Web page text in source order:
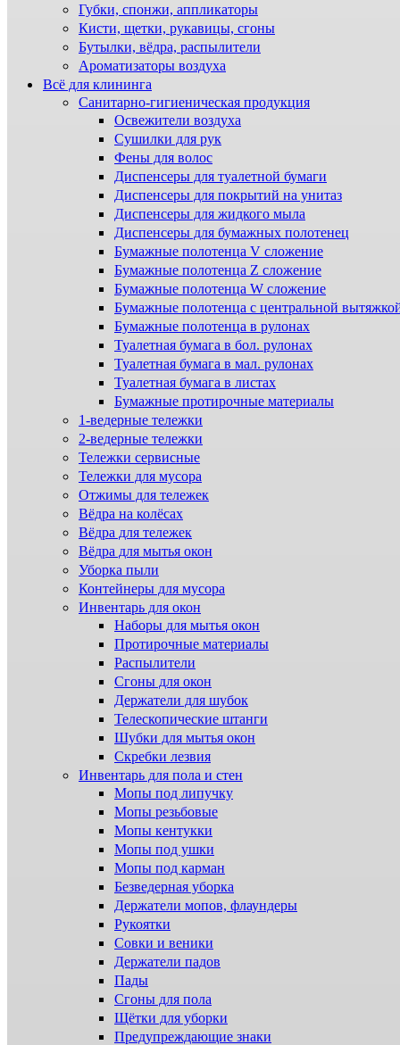
Губки, спонжи, аппликаторы
Кисти, щетки, рукавицы, сгоны
Бутылки, вёдра, распылители
Ароматизаторы воздуха
Всё для клининга
Санитарно-гигиеническая продукция
Освежители воздуха
Сушилки для рук
Фены для волос
Диспенсеры для туалетной бумаги
Диспенсеры для покрытий на унитаз
Диспенсеры для жидкого мыла
Диспенсеры для бумажных полотенец
Бумажные полотенца V сложение
Бумажные полотенца Z сложение
Бумажные полотенца W сложение
Бумажные полотенца с центральной
Бумажные полотенца в рулонах
Туалетная бумага в бол. рулонах
Туалетная бумага в мал. рулонах
Туалетная бумага в листах
Бумажные протирочные материалы
1-ведерные тележки
2-ведерные тележки
Тележки сервисные
Тележки для мусора
Отжимы для тележек
Вёдра на колёсах
Вёдра для тележек
Вёдра для мытья окон
Уборка пыли
Контейнеры для мусора
Инвентарь для окон
Наборы для мытья окон
Протирочные материалы
Распылители
Сгоны для окон
Держатели для шубок
Телескопические штанги
Шубки для мытья окон
Скребки лезвия
Инвентарь для пола и стен
Мопы под липучку
Мопы резьбовые
Мопы кентукки
Мопы под ушки
Мопы под карман
Безведерная уборка
Держатели мопов, флаундеры
Рукоятки
Совки и веники
Держатели падов
Пады
Сгоны для пола
Щётки для уборки
Предупреждающие знаки